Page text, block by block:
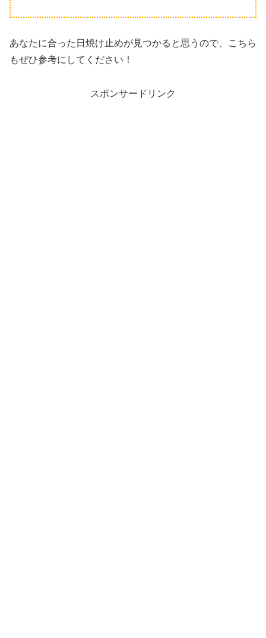
あなたに合った日焼け止めが見つかると思うので、こちら
もぜひ参考にしてください！
スポンサードリンク